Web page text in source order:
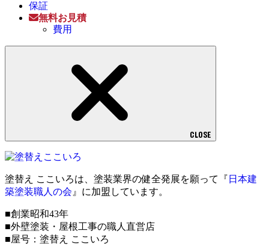
保証
無料お見積
費用
CLOSE
塗替え ここいろは、塗装業界の健全発展を願って『 日本建
築塗装職人の会 』に加盟しています。
■創業昭和43年
■外壁塗装・屋根工事の職人直営店
■屋号：塗替え ここいろ